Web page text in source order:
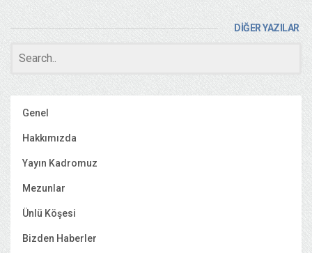
DİĞER YAZILAR
Genel
Hakkımızda
Yayın Kadromuz
Mezunlar
Ünlü Köşesi
Bizden Haberler